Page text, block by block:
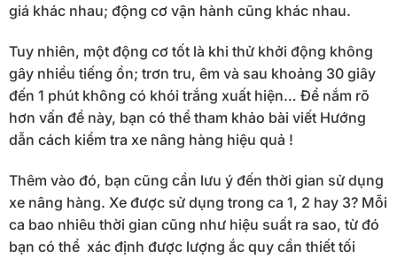
giá khác nhau; động cơ vận hành cũng khác nhau.
Tuy nhiên, một động cơ tốt là khi thử khởi động không
gây nhiều tiếng ồn; trơn tru, êm và sau khoảng 30 giây
đến 1 phút không có khói trắng xuất hiện… Để nắm rõ
hơn vấn đề này, bạn có thể tham khảo bài viết Hướng
dẫn cách kiểm tra xe nâng hàng hiệu quả !
Thêm vào đó, bạn cũng cần lưu ý đến thời gian sử dụng
xe nâng hàng. Xe được sử dụng trong ca 1, 2 hay 3? Mỗi
ca bao nhiêu thời gian cũng như hiệu suất ra sao, từ đó
bạn có thể xác định được lượng ắc quy cần thiết tối